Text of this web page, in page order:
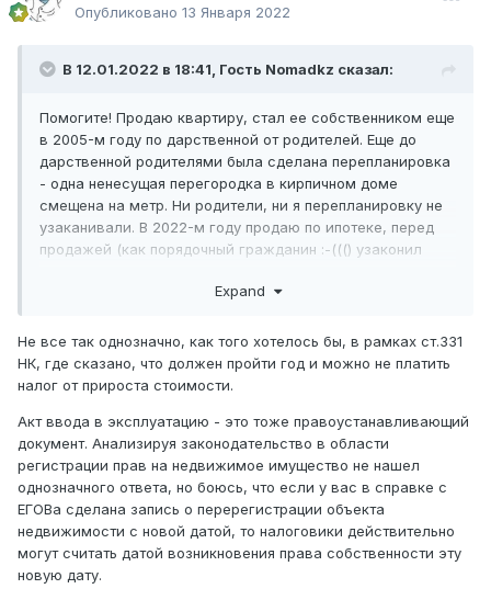
Опубликовано 13 Января 2022
В 12.01.2022 в 18:41, Гость Nomadkz сказал:
Помогите! Продаю квартиру, стал ее собственником еще
в 2005-м году по дарственной от родителей. Еще до
дарственной родителями была сделана перепланировка
- одна ненесущая перегородка в кирпичном доме
смещена на метр. Ни родители, ни я перепланировку не
узаканивали. В 2022-м году продаю по ипотеке, перед
продажей (как порядочный гражданин :-((() узаконил
эксплуатацию. Теперь при оформлении купли-продажи
10% от всей стоимости квартиры (огромная сумма), т.к.
акт ввода зарегистрирован всего месяц назад и не
прошел год. Неужели это так, ведь владел этой
Expand
Не все так однозначно, как того хотелось бы, в рамках ст.331
НК, где сказано, что должен пройти год и можно не платить
налог от прироста стоимости.
Акт ввода в эксплуатацию - это тоже правоустанавливающий
документ. Анализируя законодательство в области
регистрации прав на недвижимое имущество не нашел
однозначного ответа, но боюсь, что если у вас в справке с
ЕГОВа сделана запись о перерегистрации объекта
недвижимости с новой датой, то налоговики действительно
могут считать датой возникновения права собственности эту
новую дату.